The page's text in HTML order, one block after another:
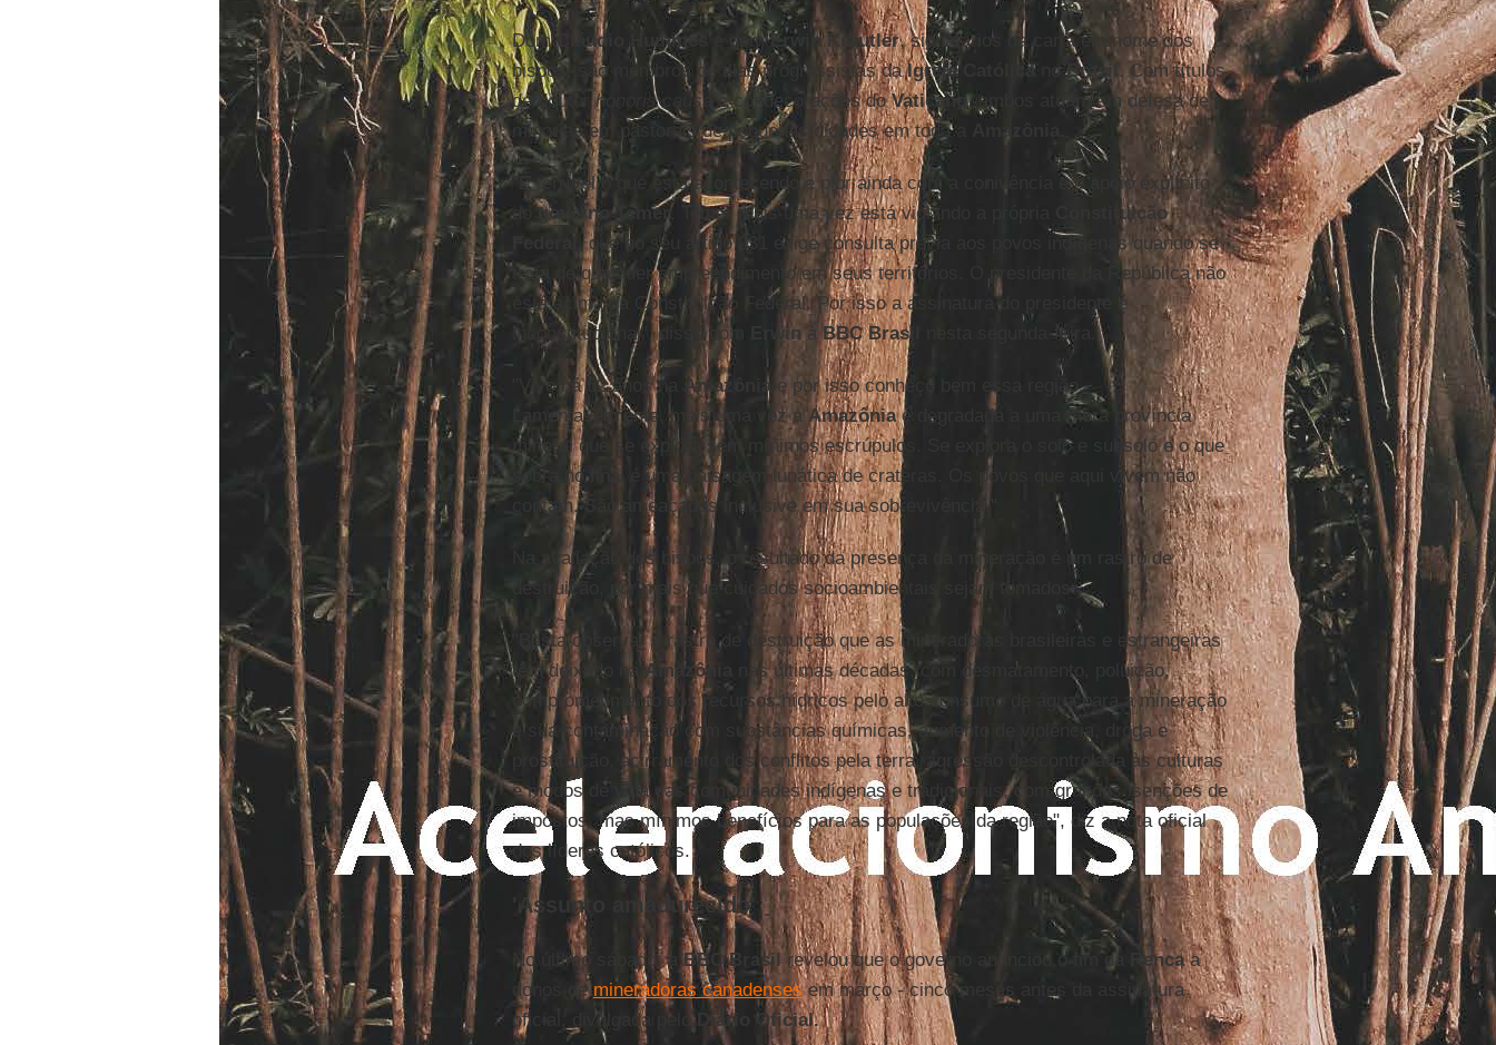
DomCláudio Hummes e domErwin Kräutler, signatários da carta em nome dos
bispos, são membros de alas progressistas daIgreja CatólicanoBrasil . Com títulos
de doutorhonoris causa e condecorações doVaticano , ambos atuam em defesa de
minorias em pastorais de pequenas cidades em toda a
Amazônia.
"É terrível o que está acontecendo e pior ainda com a conivência e o apoio explícito
dogoverno Temer. Temer mais uma vez está violando a própria
Constituição
, que no seu artigo 231 exige consulta prévia aos povos indígenas quando se
trata de qualquer empreendimento em seus territórios. O presidente da República não
está acima da Constituição Federal. Por isso a assinatura do presidente é
inconstitucional", disse dom
Erwinà BBC Brasil nesta segunda-feira.
"Vivo há 52 anos na Amazônia e por isso conheço bem essa região.
Lamentavelmente, mais uma vez aAmazôniaé degradada a uma mera província
mineral que se explora sem mínimos escrúpulos. Se explora o solo e subsolo e o que
sobra no final é uma paisagem lunática de crateras. Os povos que aqui vivem não
contam. São ameaçados inclusive em sua sobrevivência."
Na avaliação dos bispos, o resultado da presença da mineração é um rastro de
destruição, por mais que cuidados socioambientais sejam tomados.
"Basta observar o rastro de destruição que as mineradoras brasileiras e estrangeiras
têm deixado na Amazônia
nas últimas décadas, com desmatamento, poluição,
comprometimento dos recursos hídricos pelo alto consumo de água para a mineração
e sua contaminação com substâncias químicas, aumento de violência, droga e
prostituição, acirramento dos conflitos pela terra, agressão descontrolada às culturas
e modos de vida das comunidades indígenas e tradicionais, com grandes isenções de
impostos, mas mínimos benefícios para as populações da região", diz a nota oficial
dos líderes católicos.
'Assunto amadurecido'
No último sábado, aBBC Brasil revelou que o governo anunciou o fim da Rencaa
donos demineradoras canadensesem março - cinco meses antes da assinatura
oficial, divulgada pelo Diário Oficial.